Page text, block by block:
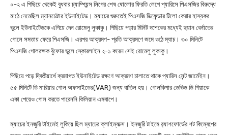
০-২ এ পিছিয়ে থেকেই বুধবার চ্যাম্পিয়ন্স লিগের শেষ ষোলোর ফিরতি লেগে প্যারিসে পিএসজির বিরুদ্ধে
মাঠে নেমেছিল ম্যানচেষ্টার ইউনাইটেড। ম্যাচের শুরুতেই পিএসজি ডিফেন্ডার টিলো কেরার হাস্যকর
ভুলে ইউনাইটেডকে এগিয়ে দেন রোমেলু লুকাকু। পিছিয়ে পড়ার মিনিট দশেকের মধ্যেই হুয়ান বের্নাতের
গোলে সমতায় ফেরে পিএসজি। এরপর আক্রমণ- প্রতি আক্রমণে জমে ওঠে ম্যাচ। ৩০ মিনিটে
পিএসজি গোলরক্ষক বুঁফোর ভুলে স্কোরলাইন ২-১ করেন সেই রোমেলু লুকাকু।
পিছিয়ে পড়ে দ্বিতীয়ার্ধে ক্রমাগত ইউনাইটেড রক্ষণে আক্রমণ চালাতে থাকে প্যারিস সেন্ট জার্মেইন।
৫৫ মিনিটে ডি মারিয়ার গোল অফসাইডের(VAR) জন্য বাতিল হয়। গোলকিপার ডেভিড ডি গিয়াকে
একা পেয়েও গোল করতে পারেননি কিলিয়ান এমবাপে।
ম্যাচের ইনজুরি টাইমেই লুকিয়ে ছিল ম্যাচের ক্লাইম্যাক্স। ইনজুরি টাইমে র‌্যাশফোর্ডের শট কিম্বেপের